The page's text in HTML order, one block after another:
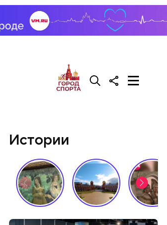
Истории